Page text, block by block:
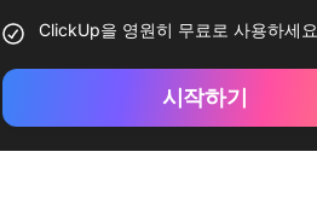
ClickUp을 영원히 무료로 사용하세요
시작하기